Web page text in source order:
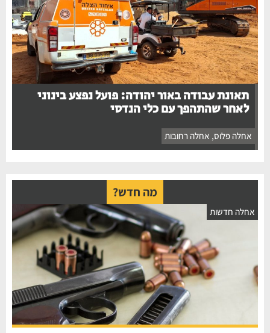
תאונת עבודה באור יהודה: פועל נפצע בינוני
לאחר שהתהפך עם כלי הנדסי
אחלה פלוס, אחלה רחובות
מה חדש?
אחלה חדשות